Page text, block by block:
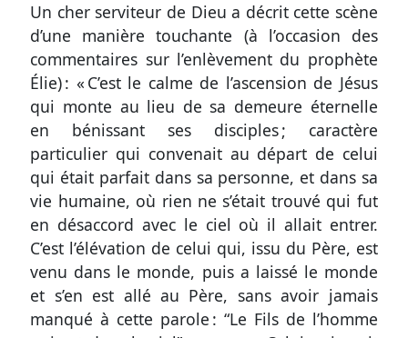
Un cher serviteur de Dieu a décrit cette scène
d’une manière touchante (à l’occasion des
commentaires sur l’enlèvement du prophète
Élie) : « C’est le calme de l’ascension de Jésus
qui monte au lieu de sa demeure éternelle
en bénissant ses disciples ; caractère
particulier qui convenait au départ de celui
qui était parfait dans sa personne, et dans sa
vie humaine, où rien ne s’était trouvé qui fut
en désaccord avec le ciel où il allait entrer.
C’est l’élévation de celui qui, issu du Père, est
venu dans le monde, puis a laissé le monde
et s’en est allé au Père, sans avoir jamais
manqué à cette parole : “Le Fils de l’homme